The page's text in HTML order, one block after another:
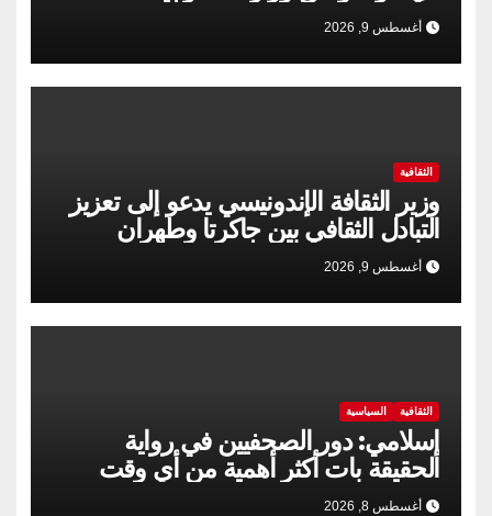
أغسطس 9, 2026
الثقافية
وزير الثقافة الإندونيسي يدعو إلى تعزيز
التبادل الثقافي بين جاكرتا وطهران
أغسطس 9, 2026
الثقافية السياسية
إسلامي: دور الصحفيين في رواية
الحقيقة بات أكثر أهمية من أي وقت
مضى
أغسطس 8, 2026